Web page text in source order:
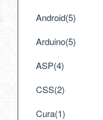
Android(5)
Arduino(5)
ASP(4)
CSS(2)
Cura(1)